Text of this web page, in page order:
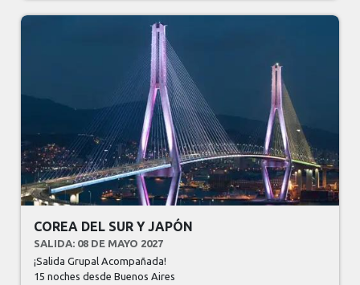
COREA DEL SUR Y JAPÓN
SALIDA: 08 DE MAYO 2027
¡Salida Grupal Acompañada!
15 nochesdesde Buenos Aires